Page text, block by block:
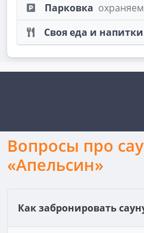
Парковка
Своя еда и напитки
Вопросы про
«Апельсин»
Как забронировать